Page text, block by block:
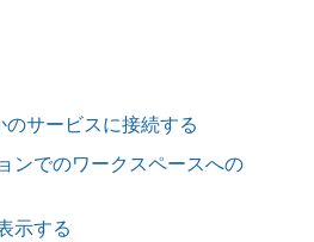
サービスに接続する
ンでのワークスペースへの
示する